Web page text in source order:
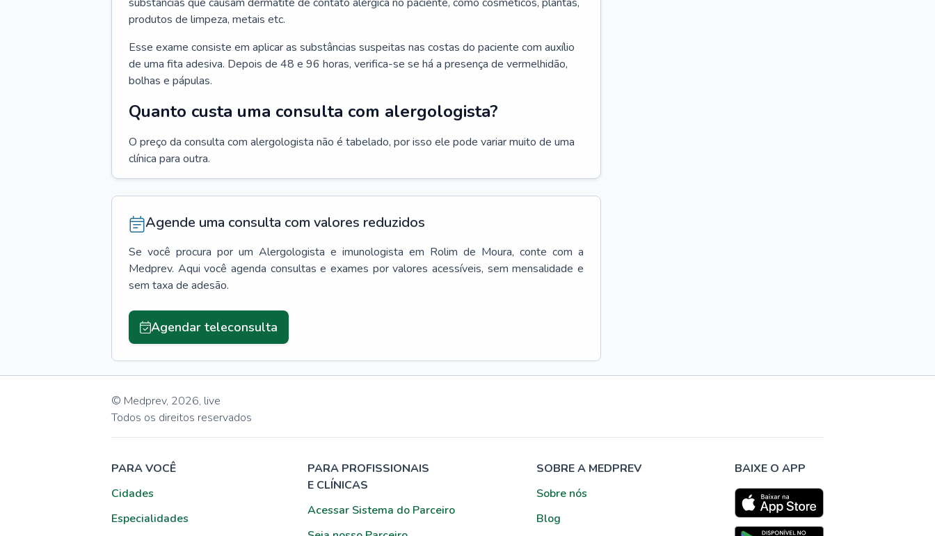
produtos de limpeza, metais etc.
Esse exame consiste em aplicar as substâncias suspeitas nas costas do paciente com auxílio
de uma fita adesiva. Depois de 48 e 96 horas, verifica-se se há a presença de vermelhidão,
bolhas e pápulas.
Quanto custa uma consulta com alergologista?
O preço da consulta com alergologista não é tabelado, por isso ele pode variar muito de uma
clínica para outra.
Agende uma consulta com valores reduzidos
Se você procura por um Alergologista e imunologista em Rolim de Moura, conte com a
Medprev. Aqui você agenda consultas e exames por valores acessíveis, sem mensalidade e
sem taxa de adesão.
Agendar teleconsulta
© Medprev, 2026, live
Todos os direitos reservados
PARA VOCÊ
Cidades
Especialidades
PARA PROFISSIONAIS
E CLÍNICAS
Acessar Sistema do Parceiro
SOBRE A MEDPREV
Sobre nós
Blog
BAIXE O APP